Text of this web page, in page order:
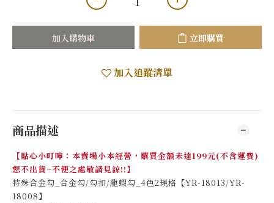
加入購物車 立即購買
加入追蹤清單
商品描述
【貼心小叮嚀：本賣場小本經營，購買金額未達199元(不含運費)
恕不出貨~不便之處敬請見諒!!】
特殊合金勾_合金勾/勾扣/龍蝦勾_4色2規格【YR-18013/YR-
18008】